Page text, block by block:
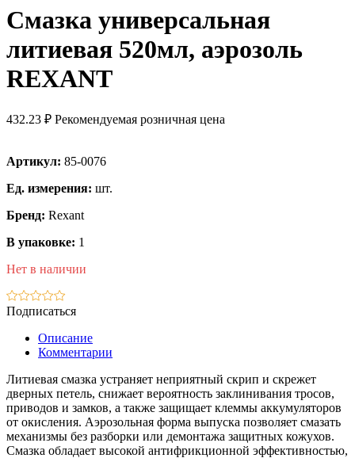
Смазка универсальная
литиевая 520мл, аэрозоль
REXANT
432.23 ₽ Рекомендуемая розничная цена
Артикул: 85-0076
Ед. измерения: шт.
Бренд: Rexant
В упаковке: 1
Нет в наличии
Подписаться
Описание
Комментарии
Литиевая смазка устраняет неприятный скрип и скрежет
дверных петель, снижает вероятность заклинивания тросов,
приводов и замков, а также защищает клеммы аккумуляторов
от окисления. Аэрозольная форма выпуска позволяет смазать
механизмы без разборки или демонтажа защитных кожухов.
Смазка обладает высокой антифрикционной эффективностью,